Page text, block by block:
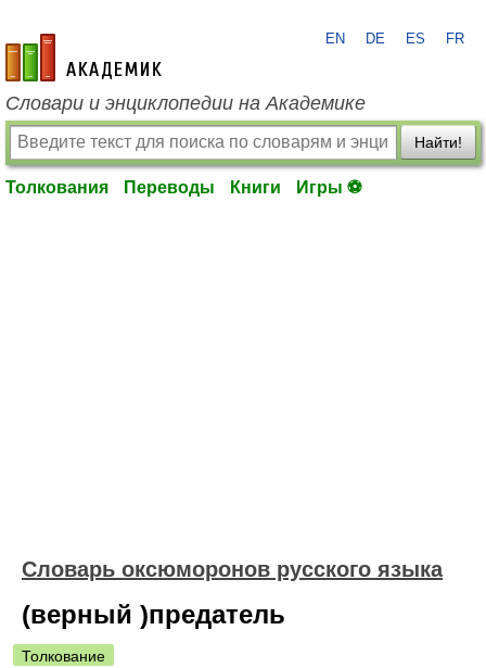
academic.ru
EN DE ES FR
Словари и энциклопедии на Академике
Найти!
Толкования Переводы Книги Игры ⚽
Словарь оксюморонов русского языка
(верный )предатель
Толкование